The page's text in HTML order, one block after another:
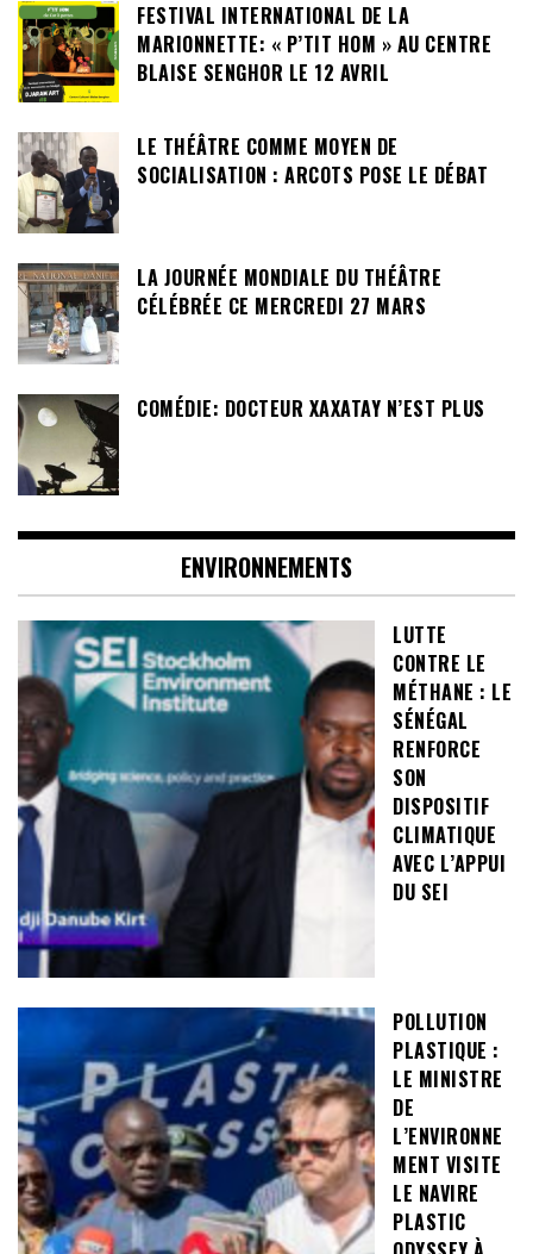
FESTIVAL INTERNATIONAL DE LA
MARIONNETTE: « P’TIT HOM » AU CENTRE
BLAISE SENGHOR LE 12 AVRIL
LE THÉÂTRE COMME MOYEN DE
SOCIALISATION : ARCOTS POSE LE DÉBAT
LA JOURNÉE MONDIALE DU THÉÂTRE
CÉLÉBRÉE CE MERCREDI 27 MARS
COMÉDIE: DOCTEUR XAXATAY N’EST PLUS
ENVIRONNEMENTS
LUTTE
CONTRE LE
MÉTHANE : LE
SÉNÉGAL
RENFORCE
SON
DISPOSITIF
CLIMATIQUE
AVEC L’APPUI
DU SEI
POLLUTION
PLASTIQUE :
LE MINISTRE
DE
L’ENVIRONNE
MENT VISITE
LE NAVIRE
PLASTIC